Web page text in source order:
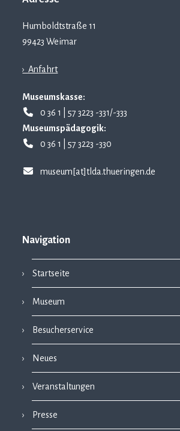
Humboldtstraße 11
99423 Weimar
› Anfahrt
Museumskasse:
0 36 1 | 57 3223 -331/-333
Museumspädagogik:
0 36 1 | 57 3223 -330
museum[at]tlda.thueringen.de
Navigation
Startseite
Museum
Besucherservice
Neues
Veranstaltungen
Presse